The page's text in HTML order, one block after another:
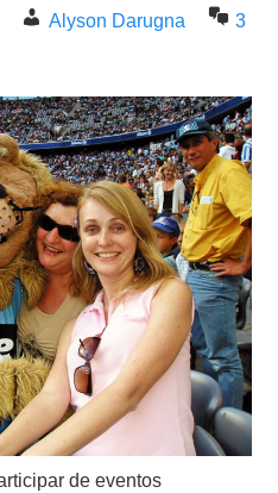
Alyson Darugna
3
de eventos